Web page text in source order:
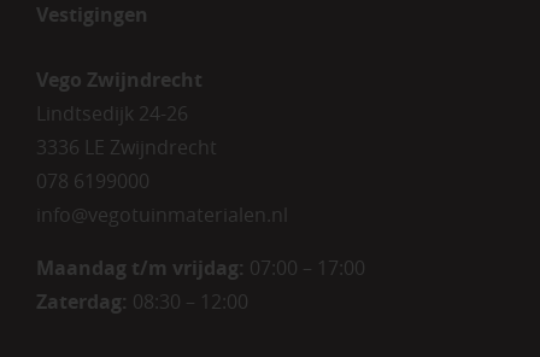
Vestigingen
Vego Zwijndrecht
Lindtsedijk 24-26
3336 LE Zwijndrecht
078 6199000
info@vegotuinmaterialen.nl
Maandag t/m vrijdag: 07:00 – 17:00
Zaterdag: 08:30 – 12:00